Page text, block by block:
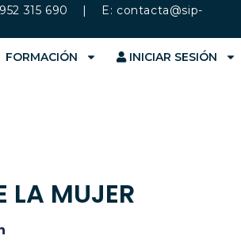
315 690 | E: contacta@sip-
FORMACIÓN INICIAR SESIÓN
LA MUJER